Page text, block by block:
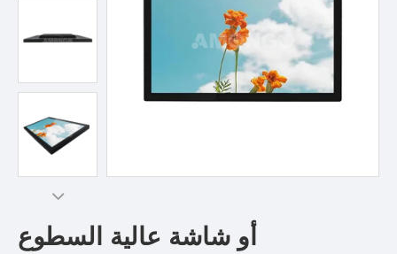
أو شاشة عالية السطوع